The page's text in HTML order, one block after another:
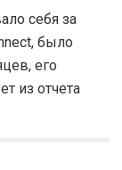
себя за
было
его
из отчета